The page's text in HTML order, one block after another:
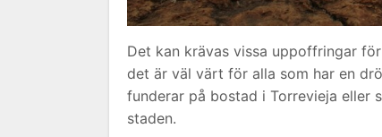
Det kan krävas vissa uppoffringar
det är väl värt för alla som har en
funderar på bostad i Torrevieja eller
staden.